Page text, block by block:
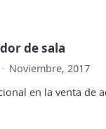
de sala
Noviembre, 2017
en la venta de